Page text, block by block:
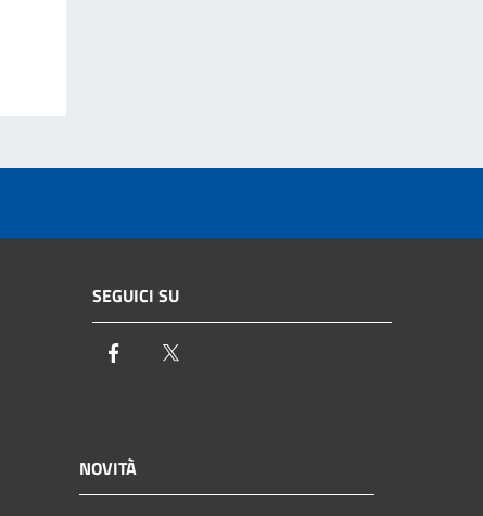
SEGUICI SU
Facebook
NOVITÀ